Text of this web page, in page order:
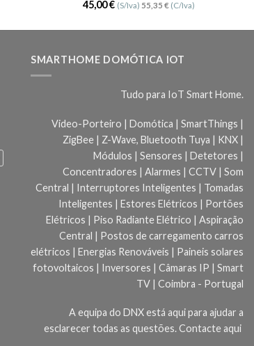
Avaliação
45,00€ (S/Iva) 55,35 € (C/Iva)
SMARTHOME DOMÓTICA IOT
Tudo para IoT Smart Home.
Video-Porteiro | Domótica | SmartThings |
ZigBee | Z-Wave, Bluetooth Tuya | KNX |
Módulos | Sensores | Detetores |
Concentradores | Alarmes | CCTV | Som
Central | Interruptores Inteligentes | Tomadas
Inteligentes | Estores Elétricos | Portões
Elétricos | Piso Radiante Elétrico | Aspiração
Central | Postos de carregamento carros
elétricos | Energias Renováveis | Paineis solares
fotovoltaicos | Inversores | Câmaras IP | Smart
TV | Coimbra - Portugal
A equipa do DNX está aqui para ajudar a
esclarecer todas as questões.Contacte aqui